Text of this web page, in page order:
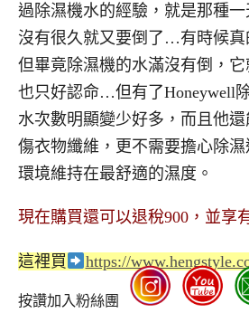
過除濕機水的經驗，就是那種
沒有很久就又要倒了…有時候真
但畢竟除濕機的水滿沒有倒，它
也只好認命…但有了Honeywell
水次數明顯變少好多，而且他
傷衣物纖維，更不需要擔心除
環境維持在最舒適的濕度。
現在購買還可以退稅900 ，並享
這裡買 https://
按讚加入粉絲團